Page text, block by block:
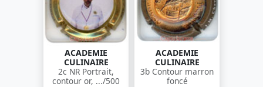
ACADEMIE
CULINAIRE
2c NR Portrait,
contour or, .../500
ACADEMIE
CULINAIRE
3b Contour marron
foncé